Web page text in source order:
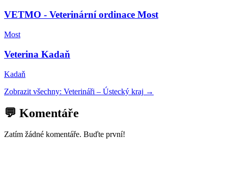
VETMO - Veterinární ordinace Most
Most
Veterina Kadaň
Kadaň
Zobrazit všechny: Veterináři – Ústecký kraj →
💬 Komentáře
Zatím žádné komentáře. Buďte první!